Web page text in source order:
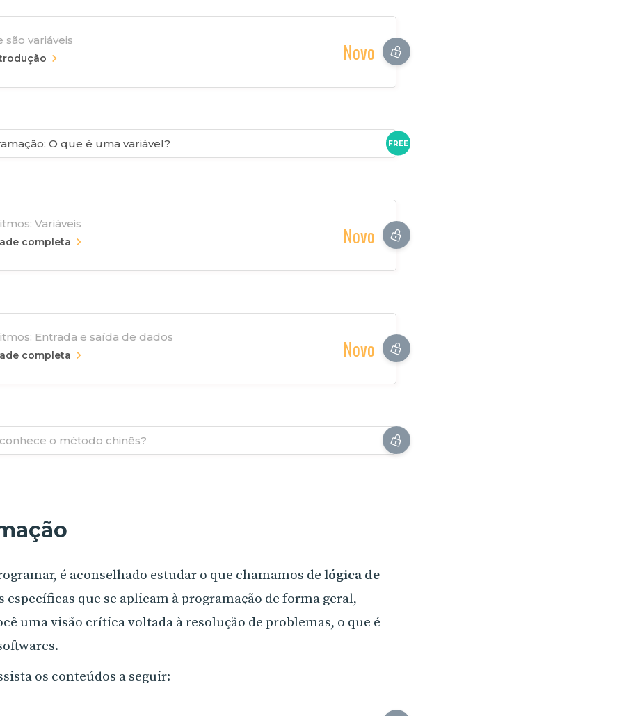
são variáveis Novo
O que é uma variável? FREE
Variáveis Novo
completa
Entrada e saída de dados Novo
completa
o método chinês?
é aconselhado estudar o que chamamos de lógica de
específicas que se aplicam à programação de forma geral,
uma visão crítica voltada à resolução de problemas, o que é
os conteúdos a seguir: